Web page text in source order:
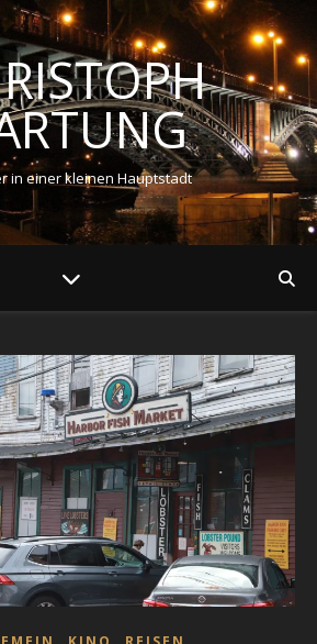
in einer kleinen Hauptstadt
, ,